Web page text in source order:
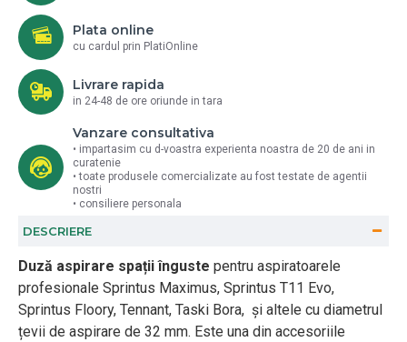
Plata online
cu cardul prin PlatiOnline
Livrare rapida
in 24-48 de ore oriunde in tara
Vanzare consultativa
• impartasim cu d-voastra experienta noastra de 20 de ani in
curatenie
• toate produsele comercializate au fost testate de agentii
nostri
• consiliere personala
DESCRIERE
Duză aspirare spații înguste pentru aspiratoarele
profesionale Sprintus Maximus, Sprintus T11 Evo,
Sprintus Floory, Tennant, Taski Bora, și altele cu diametrul
țevii de aspirare de 32 mm. Este una din accesoriile